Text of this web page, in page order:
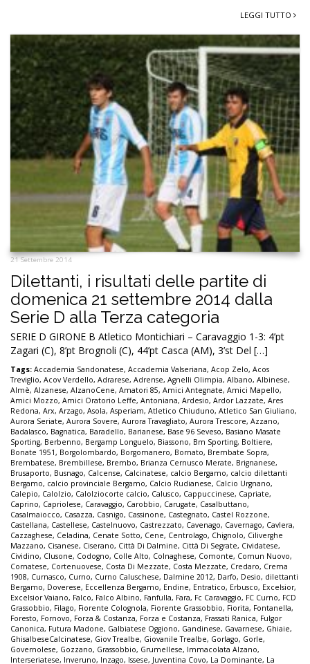
LEGGI TUTTO
21 Settembre 2014
Dilettanti, i risultati delle partite di
domenica 21 settembre 2014 dalla
Serie D alla Terza categoria
SERIE D GIRONE B Atletico Montichiari – Caravaggio 1-3: 4’pt
Zagari (C), 8’pt Brognoli (C), 44’pt Casca (AM), 3’st Del […]
Tags: Accademia Sandonatese, Accademia Valseriana, Acop Zelo, Acos
Treviglio, Acov Verdello, Adrarese, Adrense, Agnelli Olimpia, Albano, Albinese,
Almè, Alzanese, AlzanoCene, Amatori 85, Amici Antegnate, Amici Mapello,
Amici Mozzo, Amici Oratorio Leffe, Antoniana, Ardesio, Ardor Lazzate, Ares
Redona, Arx, Arzago, Asola, Asperiam, Atletico Chiuduno, Atletico San Giuliano,
Aurora Seriate, Aurora Sovere, Aurora Travagliato, Aurora Trescore, Azzano,
Badalasco, Bagnatica, Baradello, Barianese, Base 96 Seveso, Basiano Masate
Sporting, Berbenno, Bergamp Longuelo, Biassono, Bm Sporting, Boltiere,
Bonate 1951, Borgolombardo, Borgomanero, Bornato, Brembate Sopra,
Brembatese, Brembillese, Brembo, Brianza Cernusco Merate, Brignanese,
Brusaporto, Busnago, Calcense, Calcinatese, calcio Bergamo, calcio dilettanti
Bergamo, calcio provinciale Bergamo, Calcio Rudianese, Calcio Urgnano,
Calepio, Calolzio, Calolziocorte calcio, Calusco, Cappuccinese, Capriate,
Caprino, Capriolese, Caravaggio, Carobbio, Carugate, Casalbuttano,
Casalmaiocco, Casazza, Casnigo, Cassinone, Castegnato, Castel Rozzone,
Castellana, Castellese, Castelnuovo, Castrezzato, Cavenago, Cavernago, Cavlera,
Cazzaghese, Celadina, Cenate Sotto, Cene, Centrolago, Chignolo, Ciliverghe
Mazzano, Cisanese, Ciserano, Città Di Dalmine, Città Di Segrate, Cividatese,
Cividino, Clusone, Codogno, Colle Alto, Colnaghese, Comonte, Comun Nuovo,
Cornatese, Cortenuovese, Costa Di Mezzate, Costa Mezzate, Credaro, Crema
1908, Curnasco, Curno, Curno Caluschese, Dalmine 2012, Darfo, Desio, dilettanti
Bergamo, Doverese, Eccellenza Bergamo, Endine, Entratico, Erbusco, Excelsior,
Excelsior Vaiano, Falco, Falco Albino, Fanfulla, Fara, Fc Caravaggio, FC Curno, FCD
Grassobbio, Filago, Fiorente Colognola, Fiorente Grassobbio, Fiorita, Fontanella,
Foresto, Fornovo, Forza & Costanza, Forza e Costanza, Frassati Ranica, Fulgor
Canonica, Futura Madone, Galbiatese Oggiono, Gandinese, Gavarnese, Ghiaie,
GhisalbeseCalcinatese, Giov Trealbe, Giovanile Trealbe, Gorlago, Gorle,
Governolese, Gozzano, Grassobbio, Grumellese, Immacolata Alzano,
Interseriatese, Inveruno, Inzago, Issese, Juventina Covo, La Dominante, La